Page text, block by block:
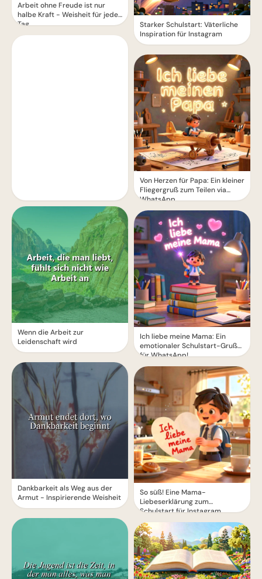
Arbeit ohne Freude ist nur
halbe Kraft - Weisheit für jeden
Tag
Wenn die Arbeit zur
Leidenschaft wird
Dankbarkeit als Weg aus der
Armut - Inspirierende Weisheit
Starker Schulstart: Väterliche
Inspiration für Instagram
Von Herzen für Papa: Ein kleiner
Fliegergruß zum Teilen via
WhatsApp
Ich liebe meine Mama: Ein
emotionaler Schulstart-Gruß
für WhatsApp!
So süß! Eine Mama-
Liebeserklärung zum
Schulstart für Instagram